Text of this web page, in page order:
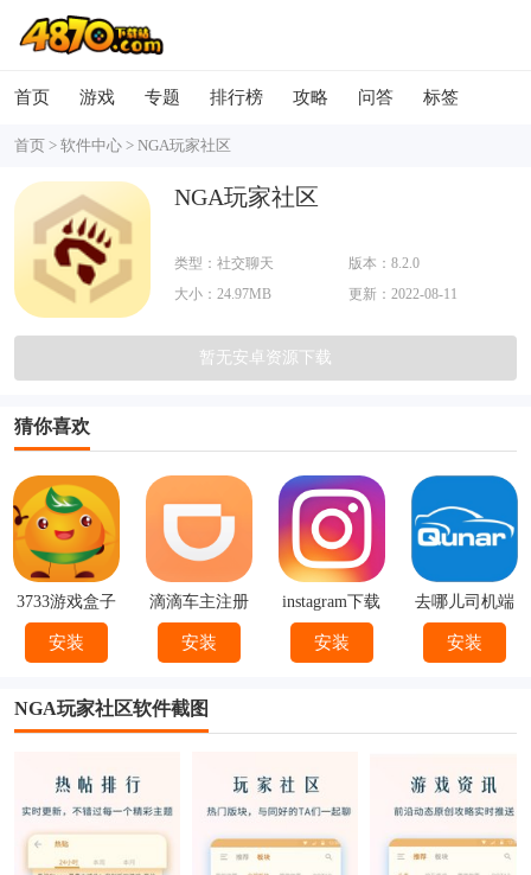
首页 游戏 专题 排行榜 攻略 问答 标签
首页 > 软件中心 > NGA玩家社区
NGA玩家社区
类型：社交聊天
版本：8.2.0
大小：24.97MB
更新：2022-08-11
暂无安卓资源下载
猜你喜欢
3733游戏盒子
安装
滴滴车主注册
下载
安装
instagram下载
官方
安装
去哪儿司机端
下载安装
安装
NGA玩家社区软件截图